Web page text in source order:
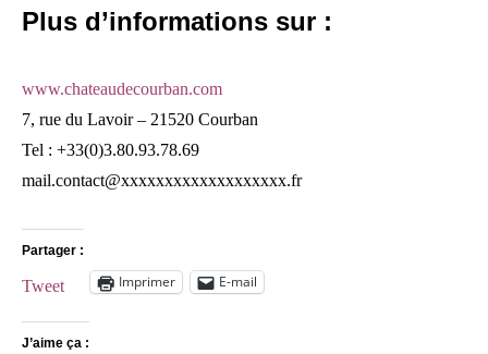
Plus d’informations sur :
www.chateaudecourban.com
7, rue du Lavoir – 21520 Courban
Tel : +33(0)3.80.93.78.69
mail.contact@xxxxxxxxxxxxxxxxxxx.fr
Partager :
Tweet Imprimer E-mail
J’aime ça :